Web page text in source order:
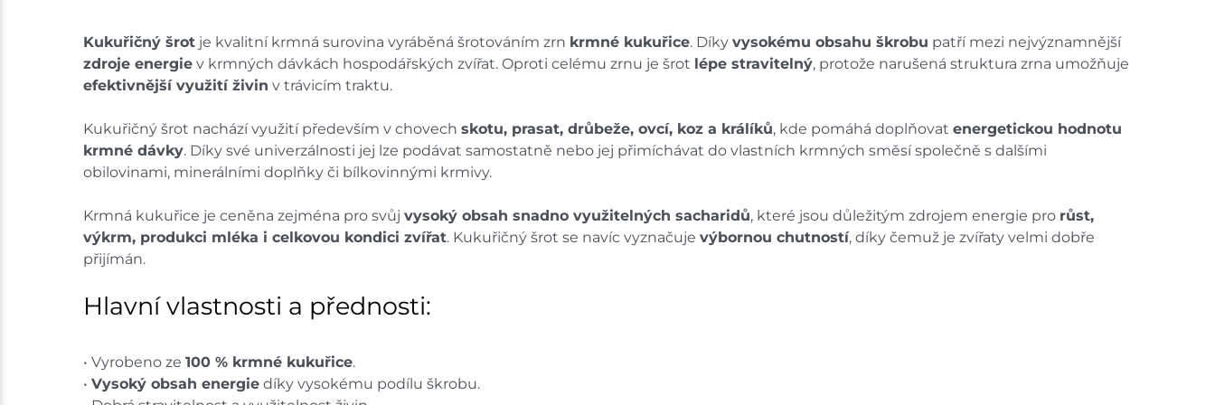
Kukuřičný šrot je kvalitní krmná surovina vyráběná šrotováním zrn krmné kukuřice. Díky vysokému obsahu škrobu patří mezi nejvýznamnější
zdroje energie v krmných dávkách hospodářských zvířat. Oproti celému zrnu je šrot lépe stravitelný, protože narušená struktura zrna umožňuje
efektivnější využití živin v trávicím traktu.
Kukuřičný šrot nachází využití především v chovech skotu, prasat, drůbeže, ovcí, koz a králíků, kde pomáhá doplňovat energetickou hodnotu
krmné dávky. Díky své univerzálnosti jej lze podávat samostatně nebo jej přimíchávat do vlastních krmných směsí společně s dalšími
obilovinami, minerálními doplňky či bílkovinnými krmivy.
Krmná kukuřice je ceněna zejména pro svůj vysoký obsah snadno využitelných sacharidů, které jsou důležitým zdrojem energie pro růst,
výkrm, produkci mléka i celkovou kondici zvířat. Kukuřičný šrot se navíc vyznačuje výbornou chutností, díky čemuž je zvířaty velmi dobře
přijímán.
Hlavní vlastnosti a přednosti:
• Vyrobeno ze 100 % krmné kukuřice.
• Vysoký obsah energie díky vysokému podílu škrobu.